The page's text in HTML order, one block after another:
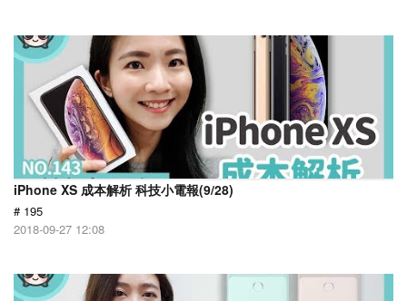
iPhone XS 成本解析 科技小電報(9/28)
# 195
2018-09-27 12:08